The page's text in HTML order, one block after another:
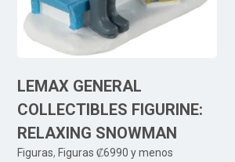
LEMAX GENERAL
COLLECTIBLES FIGURINE:
RELAXING SNOWMAN
Figuras, Figuras ₡6990 y menos